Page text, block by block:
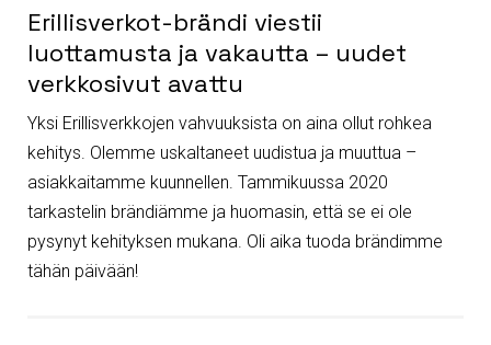
Erillisverkot-brändi viestii
luottamusta ja vakautta – uudet
verkkosivut avattu
Yksi Erillisverkkojen vahvuuksista on aina ollut rohkea
kehitys. Olemme uskaltaneet uudistua ja muuttua –
asiakkaitamme kuunnellen. Tammikuussa 2020
tarkastelin brändiämme ja huomasin, että se ei ole
pysynyt kehityksen mukana. Oli aika tuoda brändimme
tähän päivään!